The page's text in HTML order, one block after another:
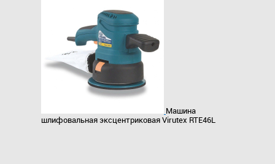
Машина
шлифовальная эксцентриковая Virutex RTE46L